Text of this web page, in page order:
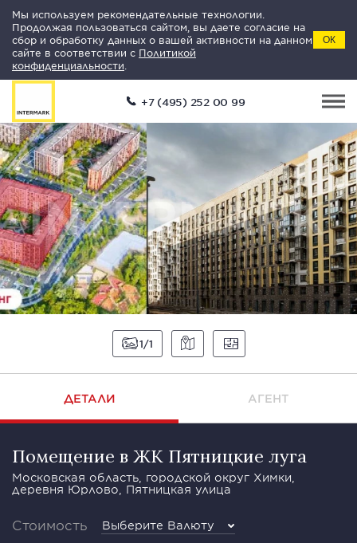
Мы используем рекомендательные технологии.
Продолжая пользоваться сайтом, вы даете согласие на
сбор и обработку данных о вашей активности на данном
сайте в соответствии с Политикой
конфиденциальности
ОК
+7 (495) 252 00 99
1 1
ДЕТАЛИ АГЕНТ
Помещение в ЖК Пятницкие луга
Московская область, городской округ Химки,
деревня Юрлово, Пятницкая улица
Стоимость Выберите Валюту